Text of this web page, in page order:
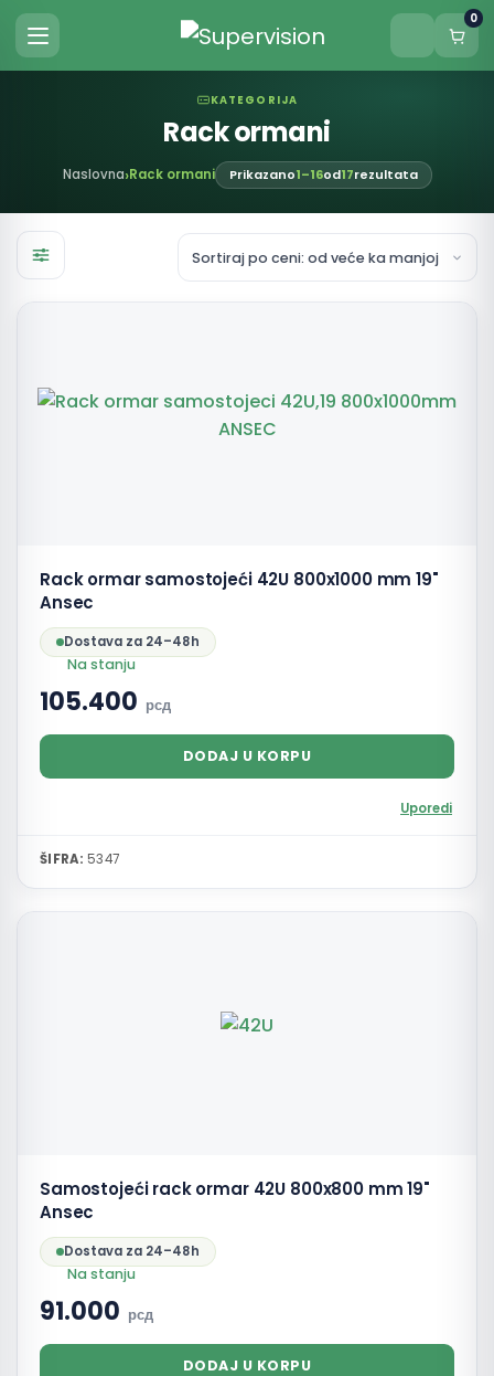
0
KATEGORIJA
Rack ormani
Naslovna Rack ormani Prikazano1–16od17rezultata
Rack ormar samostojeći 42U 800x1000 mm 19"
Ansec
Dostava za 24–48h
Na stanju
105.400 рсд
DODAJ U KORPU
Uporedi
ŠIFRA: 5347
Samostojeći rack ormar 42U 800x800 mm 19"
Ansec
Dostava za 24–48h
Na stanju
91.000 рсд
DODAJ U KORPU